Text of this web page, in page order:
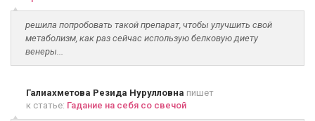
решила попробовать такой препарат, чтобы улучшить свой
метаболизм, как раз сейчас использую белковую диету
венеры...
Галиахметова Резида Нурулловна пишет
к статье: Гадание на себя со свечой